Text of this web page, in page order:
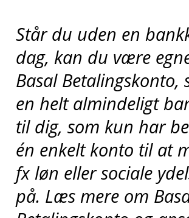
Står du uden en
dag, kan du være
Basal Betalingskonto,
en helt almindeligt
til dig, som kun har
én enkelt konto til at
fx løn eller sociale
på. Læs mere om